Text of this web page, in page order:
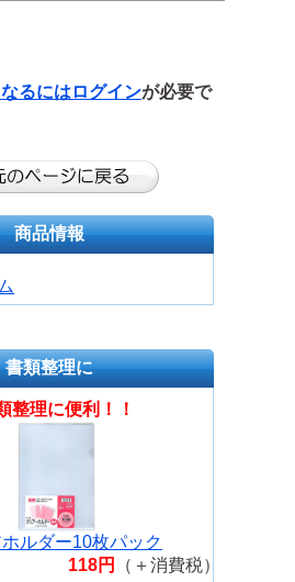
るには ログインが必要で
商品情報
書類整理に
整理に便利！！
ルダー10枚パック
118円
（＋消費税）